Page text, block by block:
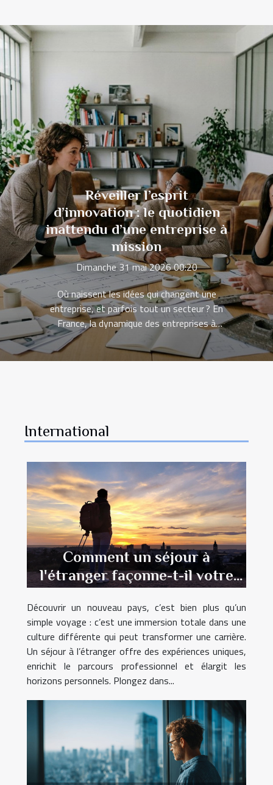
Réveiller l’esprit
d’innovation : le quotidien
inattendu d’une entreprise à
mission
Dimanche 31 mai 2026 00:20
Où naissent les idées qui changent une
entreprise, et parfois tout un secteur ? En
France, la dynamique des entreprises à
mission s’installe dans le paysage
économique, portée par une attente de
ne se limite plus à un service R&D, elle
s’invite dans les ateliers, les réunions, les
documenter ses engagements. Quand
l’innovation devient une habitude collective
La scène est moins spectaculaire qu’un
« grand lancement », et pourtant tout se
joue là, dans le quotidien. Une entreprise à
mission ne peut pas se contenter d’afficher
des intentions, elle doit prouver, ajuster,...
International
Comment un séjour à
l'étranger façonne-t-il votre
avenir professionnel ?
Découvrir un nouveau pays, c’est bien plus qu’un
simple voyage : c’est une immersion totale dans une
culture différente qui peut transformer une carrière.
Un séjour à l’étranger offre des expériences uniques,
enrichit le parcours professionnel et élargit les
horizons personnels. Plongez dans...